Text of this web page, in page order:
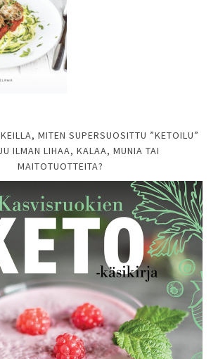
MITEN SUPERSUOSITTU ”KETOILU”
ILMAN LIHAA, KALAA, MUNIA TAI
MAITOTUOTTEITA?